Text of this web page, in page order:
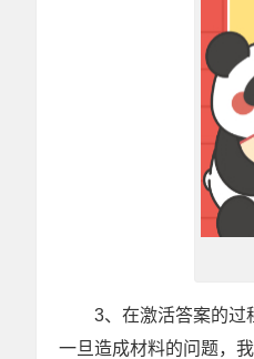
3、在激活答案的过
一旦造成材料的问题，